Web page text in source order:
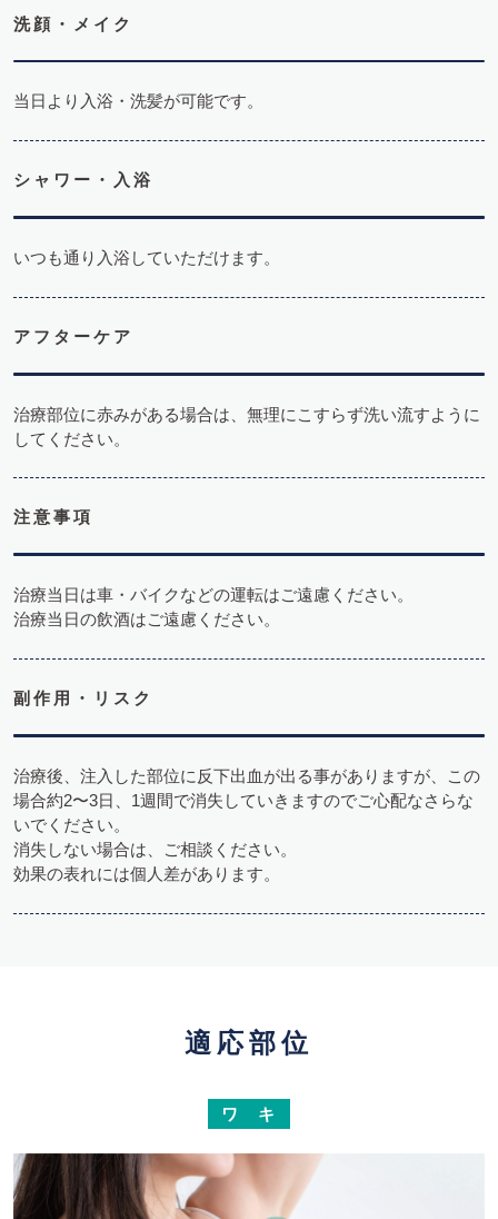
洗顔・メイク
当日より入浴・洗髪が可能です。
シャワー・入浴
いつも通り入浴していただけます。
アフターケア
治療部位に赤みがある場合は、無理にこすらず洗い流すように
してください。
注意事項
治療当日は車・バイクなどの運転はご遠慮ください。
治療当日の飲酒はご遠慮ください。
副作用・リスク
治療後、注入した部位に反下出血が出る事がありますが、この
場合約2〜3日、1週間で消失していきますのでご心配なさらな
いでください。
消失しない場合は、ご相談ください。
効果の表れには個人差があります。
適応部位
ワ キ